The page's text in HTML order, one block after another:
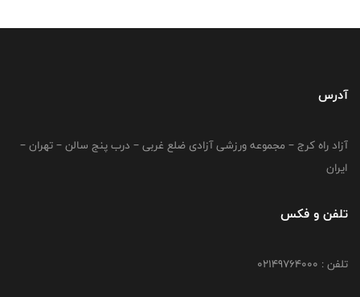
آدرس
آزاد راه کرج – مجموعه ورزشی آزادی ضلع غربی – درب پنج سالن – تهران –
ایران
تلفن و فکس
تلفن : 02149764000